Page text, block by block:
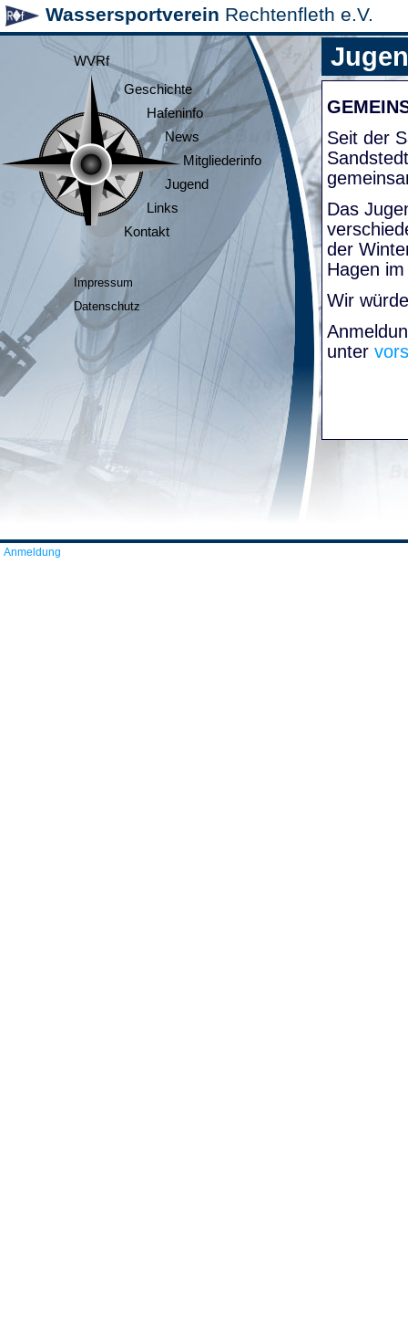
Wassersportverein Rechtenfleth e.V.
WVRf
Geschichte
Hafeninfo
News
Mitgliederinfo
Jugend
Links
Kontakt
Impressum
Datenschutz
Seit der
Das
der
Hagen
Wir
unter
Anmeldung